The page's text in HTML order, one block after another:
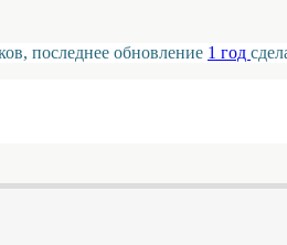
последнее обновление 1 год